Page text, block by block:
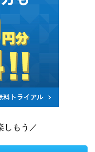
しもう／